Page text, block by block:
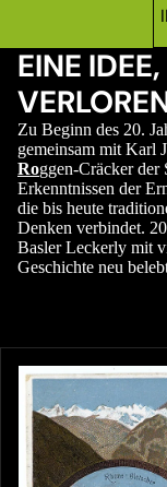
EINE
Zu Beginn des 20.
gemeinsam mit Karl
Roggen-Cräcker der
Erkenntnissen der
die bis heute
Denken verbindet.
Basler Leckerly mit
Geschichte neu